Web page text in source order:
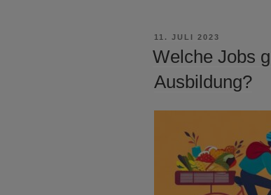
VERÖFFENTLICHT
11. JULI 2023
Welche Jobs
Ausbildung?